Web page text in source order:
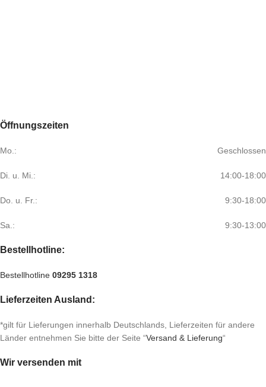
Öffnungszeiten
Mo.: Geschlossen
Di. u. Mi.: 14:00-18:00
Do. u. Fr.: 9:30-18:00
Sa.: 9:30-13:00
Bestellhotline:
Bestellhotline 09295 1318
Lieferzeiten Ausland:
*gilt für Lieferungen innerhalb Deutschlands, Lieferzeiten für andere
Länder entnehmen Sie bitte der Seite “Versand & Lieferung“
Wir versenden mit